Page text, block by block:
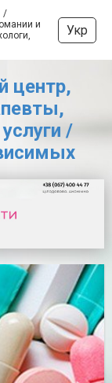
и
Укр
центр,
/